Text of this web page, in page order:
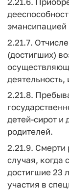
эмансипацией
2.21.7.
(достигших)
2.21.8.
детей-сирот и
родителей.
2.21.9. Смерти
случая, когда
достигшие 23
участия в